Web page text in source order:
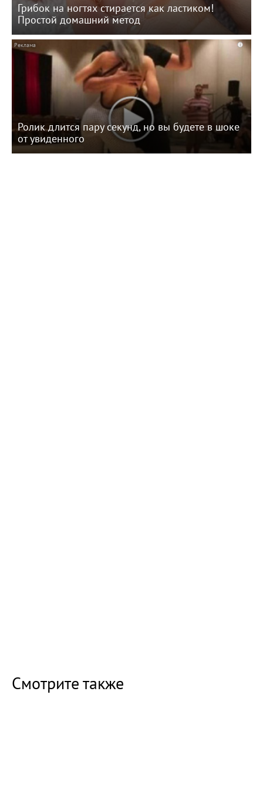
Грибок на ногтях стирается как ластиком!
Простой домашний метод
i
Ролик длится пару секунд, но вы будете в шоке
от увиденного
Смотрите также